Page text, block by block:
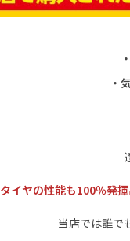
・
タイヤの性能も100％発
当店では誰で